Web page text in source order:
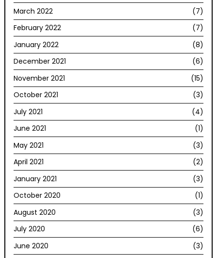
March 2022
(7)
February 2022
(7)
January 2022
(8)
December 2021
(6)
November 2021
(15)
October 2021
(3)
July 2021
(4)
June 2021
(1)
May 2021
(3)
April 2021
(2)
January 2021
(3)
October 2020
(1)
August 2020
(3)
July 2020
(6)
June 2020
(3)